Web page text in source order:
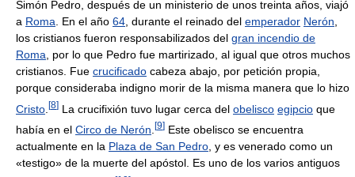
Simón Pedro, después de un ministerio de unos treinta años, viajó
a Roma . En el año 64 , durante el reinado del emperador Nerón
los cristianos fueron responsabilizados del gran incendio de
Roma , por lo que Pedro fue martirizado, al igual que otros muchos
cristianos. Fue crucificado cabeza abajo, por petición propia,
porque consideraba indigno morir de la misma manera que lo hizo
Cristo [8] La crucifixión tuvo lugar cerca del obelisco egipcio que
había en el Circo de Nerón [9] Este obelisco se encuentra
actualmente en la Plaza de San Pedro , y es venerado como un
«testigo» de la muerte del apóstol. Es uno de los varios antiguos